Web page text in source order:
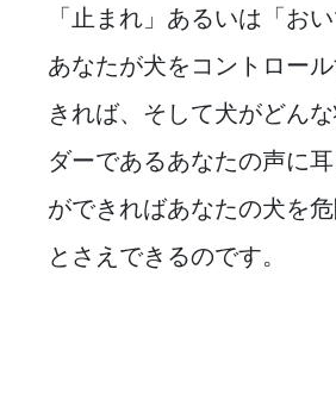
「止まれ」あるいは「お
あなたが犬をコントロー
きれば、そして犬がどん
ダーであるあなたの声に
ができればあなたの犬を
とさえできるのです。